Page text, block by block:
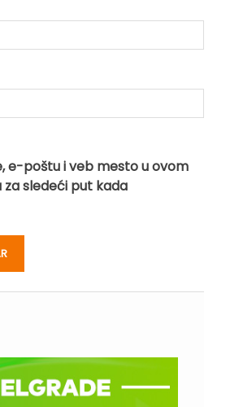
e-poštu i veb mesto u ovom
sledeći put kada